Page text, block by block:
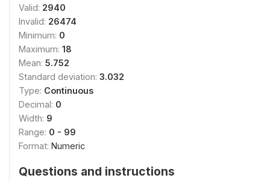
Valid: 2940
Invalid: 26474
Minimum: 0
Maximum: 18
Mean: 5.752
Standard deviation: 3.032
Type: Continuous
Decimal: 0
Width: 9
Range: 0 - 99
Format: Numeric
Questions and instructions